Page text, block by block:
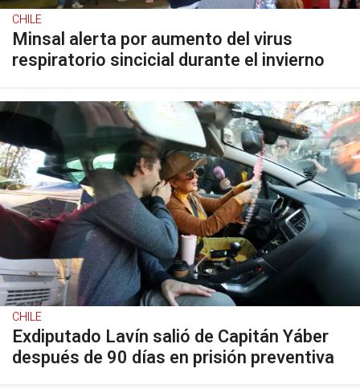
CHILE
Minsal alerta por aumento del virus
respiratorio sincicial durante el invierno
CHILE
Exdiputado Lavín salió de Capitán Yáber
después de 90 días en prisión preventiva